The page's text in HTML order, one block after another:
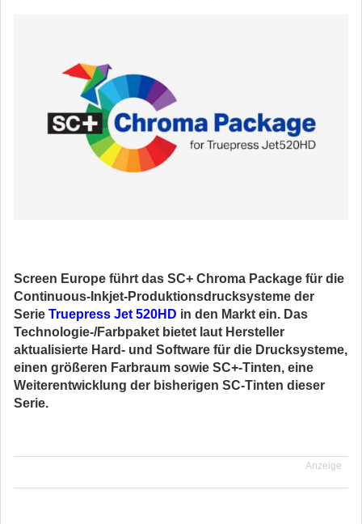
Screen Europe führt das SC+ Chroma Package für die
Continuous-Inkjet-Produktionsdrucksysteme der
Serie Truepress Jet 520HD in den Markt ein. Das
Technologie-/Farbpaket bietet laut Hersteller
aktualisierte Hard- und Software für die Drucksysteme,
einen größeren Farbraum sowie SC+-Tinten, eine
Weiterentwicklung der bisherigen SC-Tinten dieser
Serie.
Anzeige